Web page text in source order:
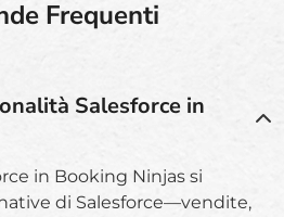
Frequenti
Salesforce in
in Booking Ninjas si
di Salesforce—vendite,